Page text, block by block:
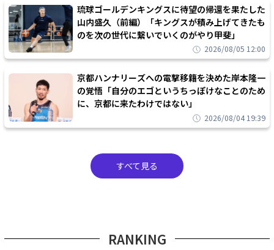
琉球ゴールデンキングスに待望の帰還を果たした
山内盛久（前編）「キングスが積み上げてきたも
のを次の世代に繋いでいくのがやり甲斐」
2026/08/05 12:00
京都ハンナリーズへの電撃移籍を決めた岸本隆一
の覚悟「自分のエゴというちっぽけなことのため
に、京都に来たわけではない」
2026/08/04 19:39
すべて見る
RANKING